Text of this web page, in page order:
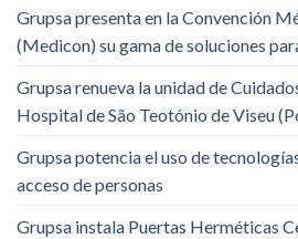
Grupsa presenta en la Convención
(Medicon) su gama de soluciones
Grupsa renueva la unidad de
Hospital de São Teotónio de Viseu
Grupsa potencia el uso de
acceso de personas
Grupsa instala Puertas Herméticas